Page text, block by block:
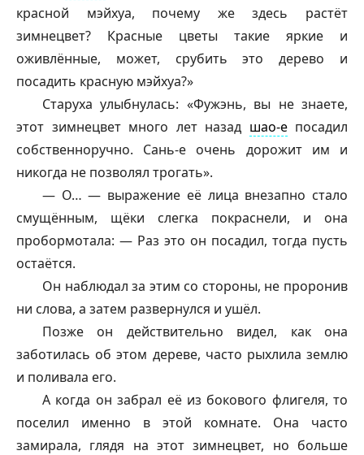
красной мэйхуа, почему же здесь растёт
зимнецвет? Красные цветы такие яркие и
оживлённые, может, срубить это дерево и
посадить красную мэйхуа?»
Старуха улыбнулась: «Фужэнь, вы не знаете,
этот зимнецвет много лет назад шао-епосадил
собственноручно. Сань-е очень дорожит им и
никогда не позволял трогать».
— О… — выражение её лица внезапно стало
смущённым, щёки слегка покраснели, и она
пробормотала: — Раз это он посадил, тогда пусть
остаётся.
Он наблюдал за этим со стороны, не проронив
ни слова, а затем развернулся и ушёл.
Позже он действительно видел, как она
заботилась об этом дереве, часто рыхлила землю
и поливала его.
А когда он забрал её из бокового флигеля, то
поселил именно в этой комнате. Она часто
замирала, глядя на этот зимнецвет, но больше